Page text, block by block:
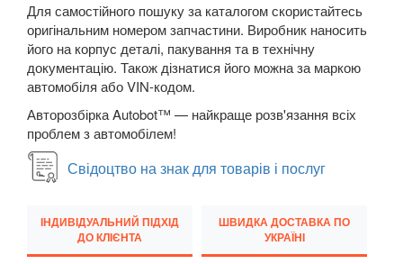
Megane IV
Modus (JP0)
Grand Modus (JP0)
Sandero II Stepway (B8)
Grand Scenic II (JM)
Grand Scenic III (JZ0)
Для самостійного пошуку за каталогом скористайтесь
оригінальним номером запчастини. Виробник наносить
його на корпус деталі, пакування та в технічну
документацію. Також дізнатися його можна за маркою
автомобіля або VIN-кодом.
Авторозбірка Autobot™ — найкраще розв'язання всіх
проблем з автомобілем!
Свідоцтво на знак для товарів і послуг
ІНДИВІДУАЛЬНИЙ ПІДХІД
ДО КЛІЄНТА
ШВИДКА ДОСТАВКА ПО
УКРАЇНІ